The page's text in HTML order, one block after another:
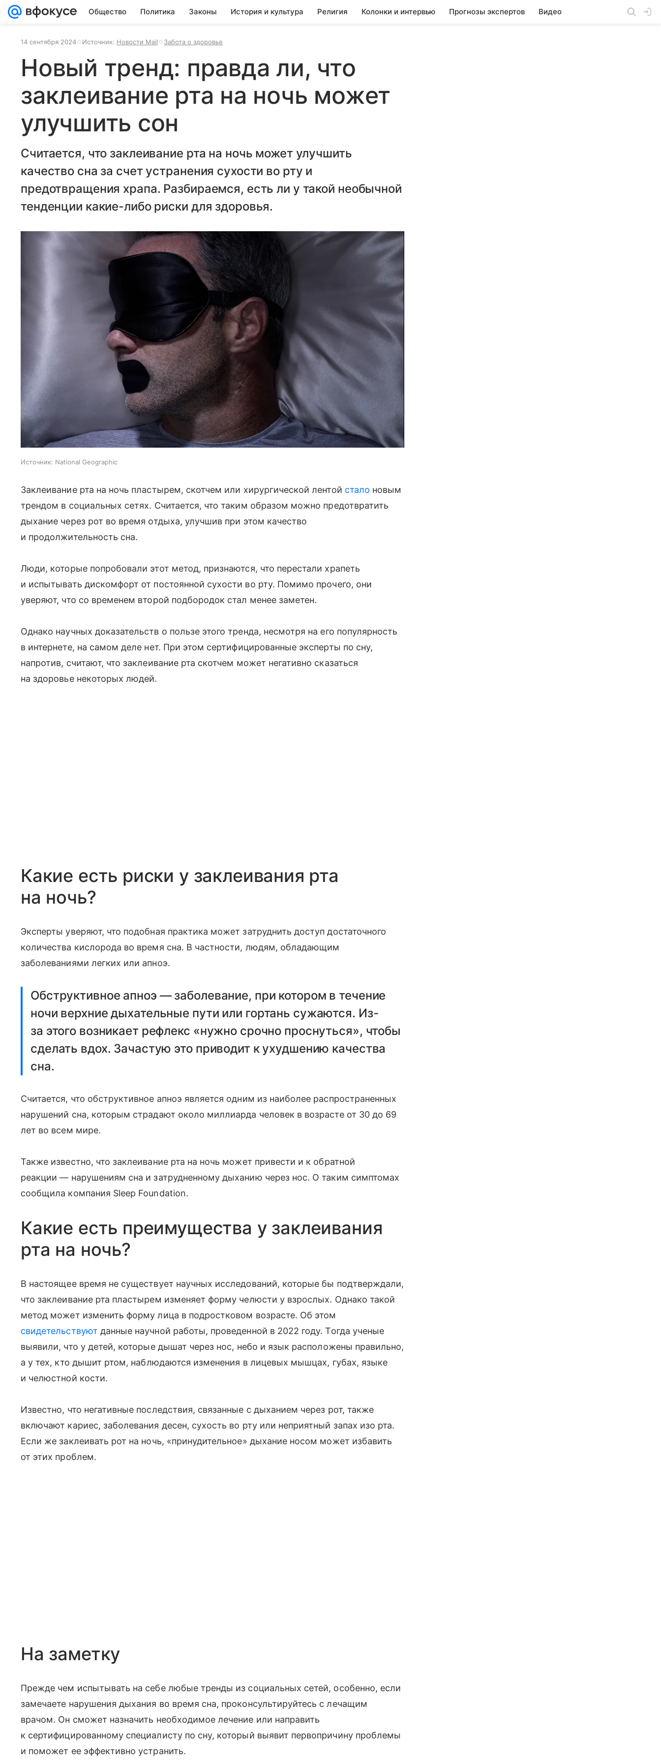
Общество Политика Законы История и культура Религия Колонки и интервью Прогнозы экспертов Видео
14 сентября 2024 Источник: Новости Mail Забота о здоровье
Новый тренд: правда ли, что
заклеивание рта на ночь может
улучшить сон
Считается, что заклеивание рта на ночь может улучшить
качество сна за счет устранения сухости во рту и
предотвращения храпа. Разбираемся, есть ли у такой необычной
тенденции какие-либо риски для здоровья.
Источник: National Geographic
Заклеивание рта на ночь пластырем, скотчем или хирургической лентой стало новым
трендом в социальных сетях. Считается, что таким образом можно предотвратить
дыхание через рот во время отдыха, улучшив при этом качество
и продолжительность сна.
Люди, которые попробовали этот метод, признаются, что перестали храпеть
и испытывать дискомфорт от постоянной сухости во рту. Помимо прочего, они
уверяют, что со временем второй подбородок стал менее заметен.
Однако научных доказательств о пользе этого тренда, несмотря на его популярность
в интернете, на самом деле нет. При этом сертифицированные эксперты по сну,
напротив, считают, что заклеивание рта скотчем может негативно сказаться
на здоровье некоторых людей.
Какие есть риски у заклеивания рта
на ночь?
Эксперты уверяют, что подобная практика может затруднить доступ достаточного
количества кислорода во время сна. В частности, людям, обладающим
заболеваниями легких или апноэ.
Обструктивное апноэ — заболевание, при котором в течение
ночи верхние дыхательные пути или гортань сужаются. Из-
за этого возникает рефлекс «нужно срочно проснуться», чтобы
сделать вдох. Зачастую это приводит к ухудшению качества
сна.
Считается, что обструктивное апноэ является одним из наиболее распространенных
нарушений сна, которым страдают около миллиарда человек в возрасте от 30 до 69
лет во всем мире.
Также известно, что заклеивание рта на ночь может привести и к обратной
реакции — нарушениям сна и затрудненному дыханию через нос. О таким симптомах
сообщила компания Sleep Foundation.
Какие есть преимущества у заклеивания
рта на ночь?
В настоящее время не существует научных исследований, которые бы подтверждали,
что заклеивание рта пластырем изменяет форму челюсти у взрослых. Однако такой
метод может изменить форму лица в подростковом возрасте. Об этом
свидетельствуют данные научной работы, проведенной в 2022 году. Тогда ученые
выявили, что у детей, которые дышат через нос, небо и язык расположены правильно,
а у тех, кто дышит ртом, наблюдаются изменения в лицевых мышцах, губах, языке
и челюстной кости.
Известно, что негативные последствия, связанные с дыханием через рот, также
включают кариес, заболевания десен, сухость во рту или неприятный запах изо рта.
Если же заклеивать рот на ночь, «принудительное» дыхание носом может избавить
от этих проблем.
На заметку
Прежде чем испытывать на себе любые тренды из социальных сетей, особенно, если
замечаете нарушения дыхания во время сна, проконсультируйтесь с лечащим
врачом. Он сможет назначить необходимое лечение или направить
к сертифицированному специалисту по сну, который выявит первопричину проблемы
и поможет ее эффективно устранить.